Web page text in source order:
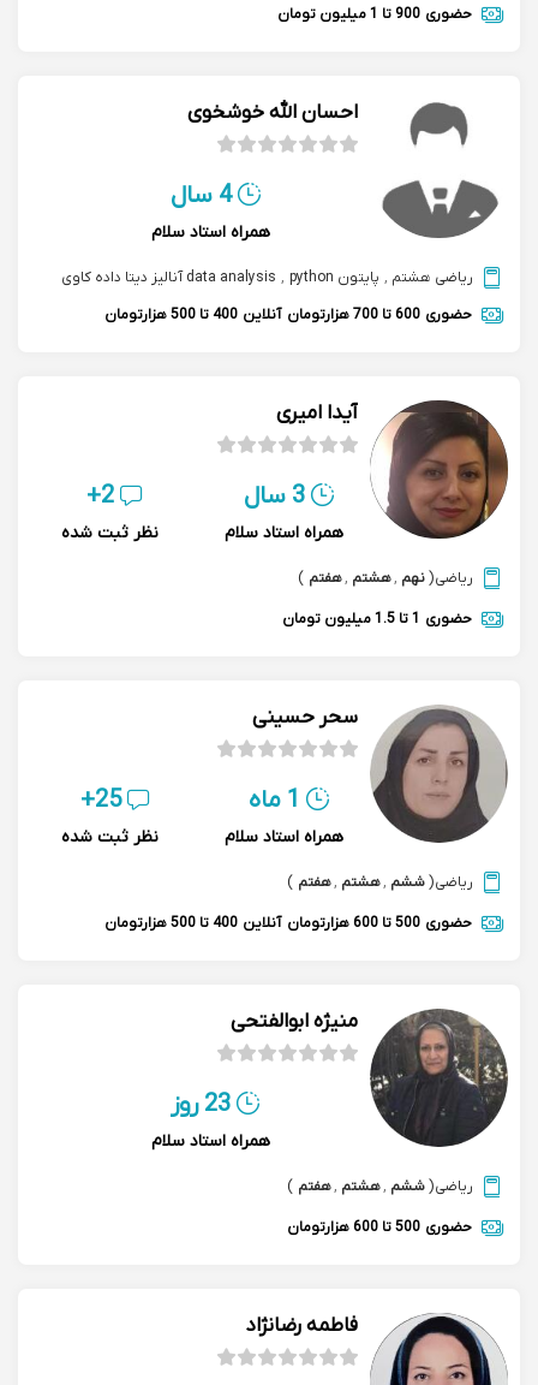
حضوری 900 تا 1 میلیون تومان
احسان الله خوشخوی
4 سال
همراه استاد سلام
ریاضی هشتم , پایتون python , data analysis آنالیز دیتا داده کاوی
حضوری 600 تا 700 هزارتومان آنلاین 400 تا 500 هزارتومان
آیدا امیری
3 سال
همراه استاد سلام
2+
نظر ثبت شده
ریاضی(نهم ,هشتم ,هفتم )
حضوری 1 تا 1.5 میلیون تومان
سحر حسینی
1 ماه
همراه استاد سلام
25+
نظر ثبت شده
ریاضی(ششم ,هشتم ,هفتم )
حضوری 500 تا 600 هزارتومان آنلاین 400 تا 500 هزارتومان
منیژه ابوالفتحی
23 روز
همراه استاد سلام
ریاضی(ششم ,هشتم ,هفتم )
حضوری 500 تا 600 هزارتومان
فاطمه رضانژاد